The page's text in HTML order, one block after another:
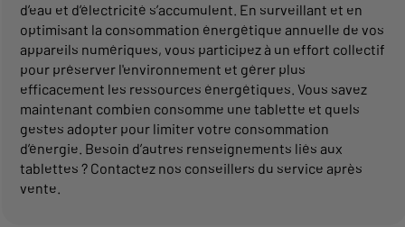
d’eau et d’électricité s’accumulent. En surveillant et en
optimisant la consommation énergétique annuelle de vos
appareils numériques, vous participez à un effort collectif
pour préserver l'environnement et gérer plus
efficacement les ressources énergétiques. Vous savez
maintenant combien consomme une tablette et quels
gestes adopter pour limiter votre consommation
d’énergie. Besoin d’autres renseignements liés aux
tablettes ? Contactez nos conseillers du service après
vente.